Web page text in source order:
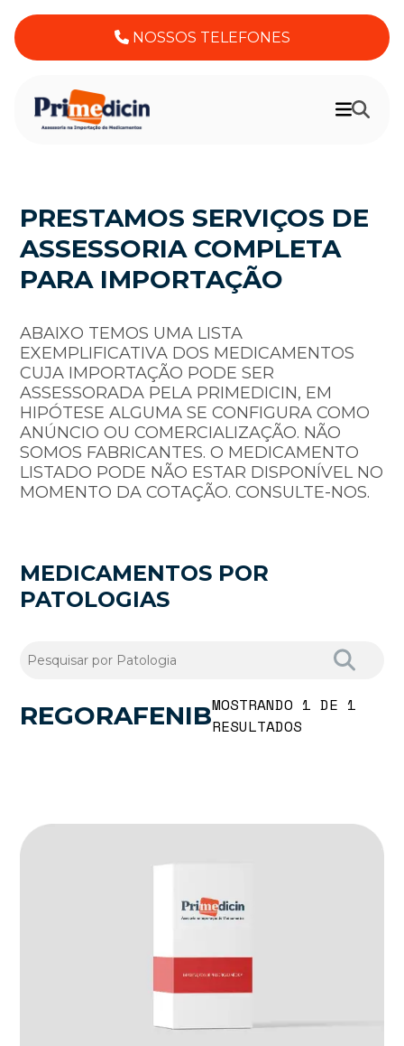
NOSSOS TELEFONES
PRESTAMOS SERVIÇOS DE
ASSESSORIA COMPLETA
PARA IMPORTAÇÃO
ABAIXO TEMOS UMA LISTA
EXEMPLIFICATIVA DOS MEDICAMENTOS
CUJA IMPORTAÇÃO PODE SER
ASSESSORADA PELA PRIMEDICIN, EM
HIPÓTESE ALGUMA SE CONFIGURA COMO
ANÚNCIO OU COMERCIALIZAÇÃO. NÃO
SOMOS FABRICANTES. O MEDICAMENTO
LISTADO PODE NÃO ESTAR DISPONÍVEL NO
MOMENTO DA COTAÇÃO. CONSULTE-NOS.
MEDICAMENTOS POR
PATOLOGIAS
REGORAFENIBMOSTRANDO 1 DE 1
RESULTADOS